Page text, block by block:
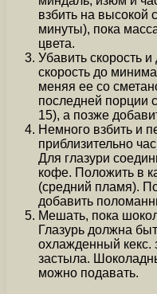
взбить на высокой
минуты), пока
цвета.
Убавить скорость
скорость до
меняя ее со
последней порции
15), а позже
Немного взбить и
приблизительно
Для глазури
кофе. Положить в
(средний пламя).
добавить
Мешать, пока
Глазурь должна
охлажденный кекс.
застыла.
можно подавать.